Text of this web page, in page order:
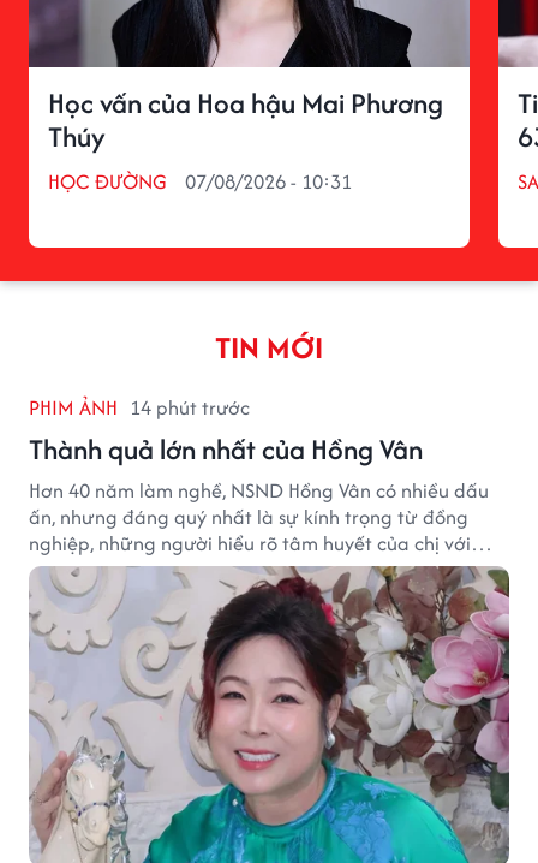
Học vấn của Hoa hậu Mai Phương
Thúy
HỌC ĐƯỜNG 07/08/2026 - 10:31
TIN MỚI
PHIM ẢNH 14 phút trước
Thành quả lớn nhất của Hồng Vân
Hơn 40 năm làm nghề, NSND Hồng Vân có nhiều dấu
ấn, nhưng đáng quý nhất là sự kính trọng từ đồng
nghiệp, những người hiểu rõ tâm huyết của chị với
nghệ thuật.